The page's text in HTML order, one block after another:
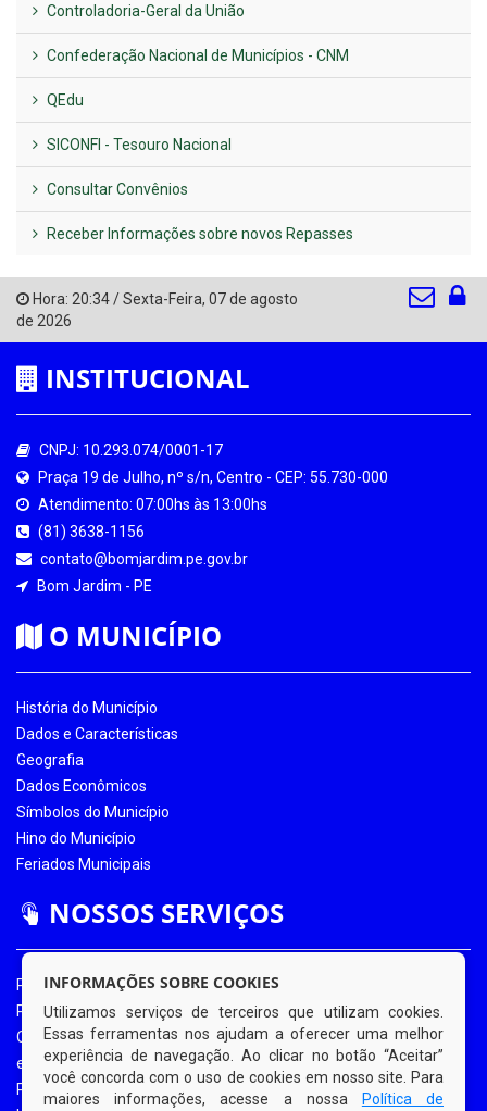
Controladoria-Geral da União
Confederação Nacional de Municípios - CNM
QEdu
SICONFI - Tesouro Nacional
Consultar Convênios
Receber Informações sobre novos Repasses
Hora: 20:34/Sexta-Feira, 07 de agosto
de 2026
INSTITUCIONAL
CNPJ: 10.293.074/0001-17
Praça 19 de Julho, nº s/n, Centro - CEP: 55.730-000
Atendimento: 07:00hs às 13:00hs
(81) 3638-1156
contato@bomjardim.pe.gov.br
Bom Jardim - PE
O MUNICÍPIO
História do Município
Dados e Características
Geografia
Dados Econômicos
Símbolos do Município
Hino do Município
Feriados Municipais
NOSSOS SERVIÇOS
Portal da Transparência
Portal da Transparência COVID-19
Ouvidoria Eletrônica
e-SIC
Processos de Licitação
INFORMAÇÕES SOBRE COOKIES
Utilizamos serviços de terceiros que utilizam cookies.
Essas ferramentas nos ajudam a oferecer uma melhor
experiência de navegação. Ao clicar no botão “Aceitar”
você concorda com o uso de cookies em nosso site. Para
maiores informações, acesse a nossa
Política de